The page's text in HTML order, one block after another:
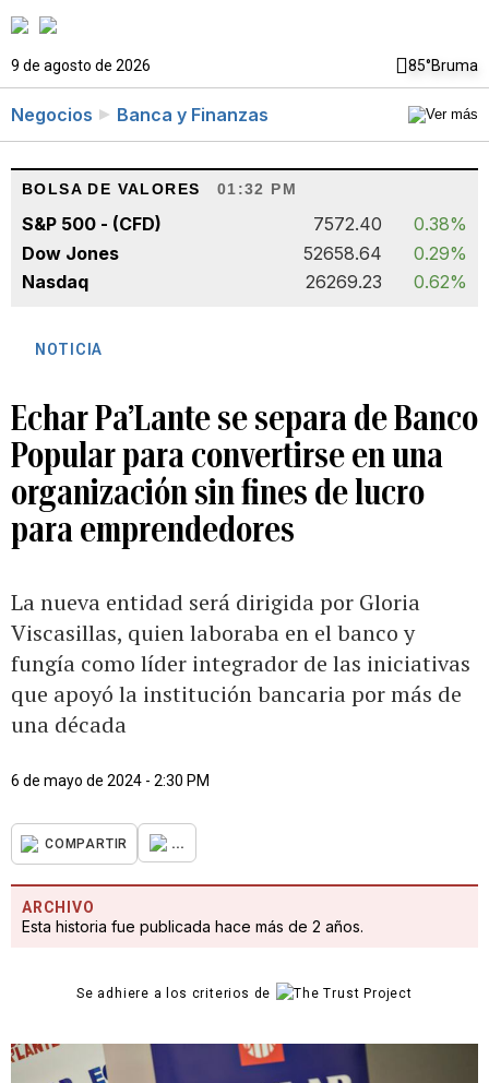
9 de agosto de 2026 85°Bruma
Negocios Banca y Finanzas
BOLSA DE VALORES 01:32 PM
S&P 500 - (CFD) 7572.40
0.38%
Dow Jones
52658.64
0.29%
Nasdaq
26269.23 0.62%
NOTICIA
Echar Pa’Lante se separa de Banco
Popular para convertirse en una
organización sin fines de lucro
para emprendedores
La nueva entidad será dirigida por Gloria
Viscasillas, quien laboraba en el banco y
fungía como líder integrador de las iniciativas
que apoyó la institución bancaria por más de
una década
6 de mayo de 2024 - 2:30 PM
COMPARTIR ...
ARCHIVO
Esta historia fue publicada hace más de 2 años.
Se adhiere a los criterios de